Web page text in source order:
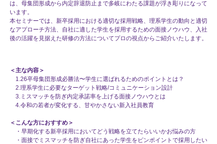
は、母集団形成から内定辞退防止まで多岐にわたる課題が浮き彫りになって
います。
本セミナーでは、新卒採用における適切な採用戦略、理系学生の動向と適切
なアプローチ方法、自社に適した学生を採用するための面接ノウハウ、入社
後の活躍を見据えた研修の方法についてプロの視点からご紹介いたします。
＜主な内容＞
1.26卒母集団形成必勝法〜学生に選ばれるためのポイントとは？
2.理系学生に必要なターゲット戦略/コミュニケーション設計
3.ミスマッチを防ぎ内定承諾率を上げる面接ノウハウとは
4.令和の若者が変化する、甘やかさない新入社員教育
＜こんな方におすすめ＞
・早期化する新卒採用においてどう戦略を立てたらいいかお悩みの方
・面接でミスマッチを防ぎ自社にあった学生をピンポイントで採用したい